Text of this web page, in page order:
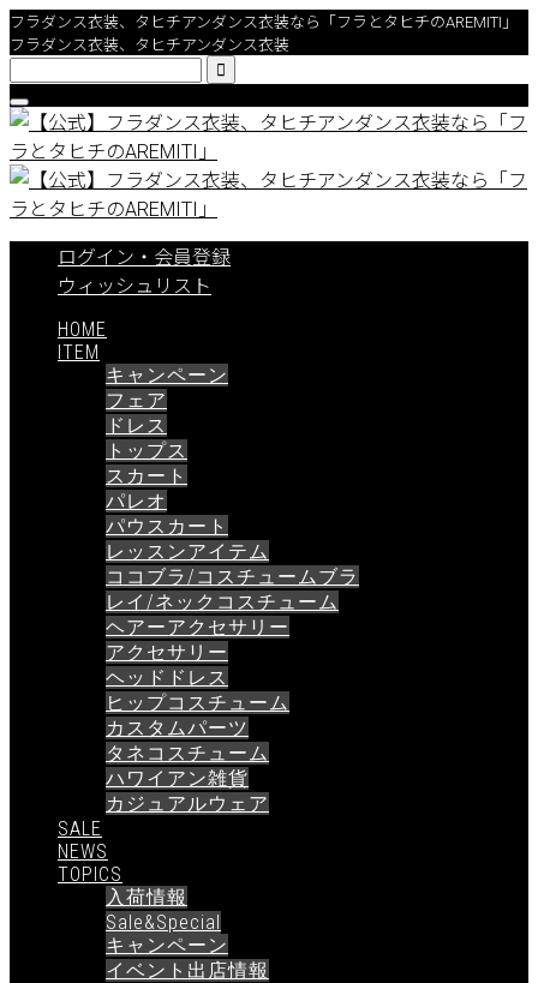
フラダンス衣装、タヒチアンダンス衣装なら「フラとタヒチのAREMITI」
フラダンス衣装、タヒチアンダンス衣装

ログイン・会員登録
ウィッシュリスト
HOME
ITEM
キャンペーン
フェア
ドレス
トップス
スカート
パレオ
パウスカート
レッスンアイテム
ココブラ/コスチュームブラ
レイ/ネックコスチューム
ヘアーアクセサリー
アクセサリー
ヘッドドレス
ヒップコスチューム
カスタムパーツ
タネコスチューム
ハワイアン雑貨
カジュアルウェア
SALE
NEWS
TOPICS
入荷情報
Sale&Special
キャンペーン
イベント出店情報